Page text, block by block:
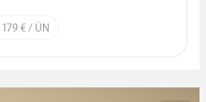
179 € / ÜN